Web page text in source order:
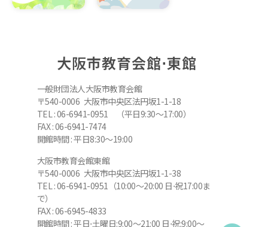
大阪市教育会館⋅東館
一般財団法人大阪市教育会館
〒540-0006 大阪市中央区法円坂1-1-18
TEL : 06-6941-0951 （平日9:30～17:00）
FAX : 06-6941-7474
開館時間 : 平日8:30～19:00
大阪市教育会館東館
〒540-0006 大阪市中央区法円坂1-1-38
TEL : 06-6941-0951（10:00～20:00 日⋅祝17:00ま
で）
FAX : 06-6945-4833
開館時間 : 平日⋅土曜日:9:00～21:00 日⋅祝:9:00～